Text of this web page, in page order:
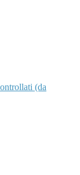
(da